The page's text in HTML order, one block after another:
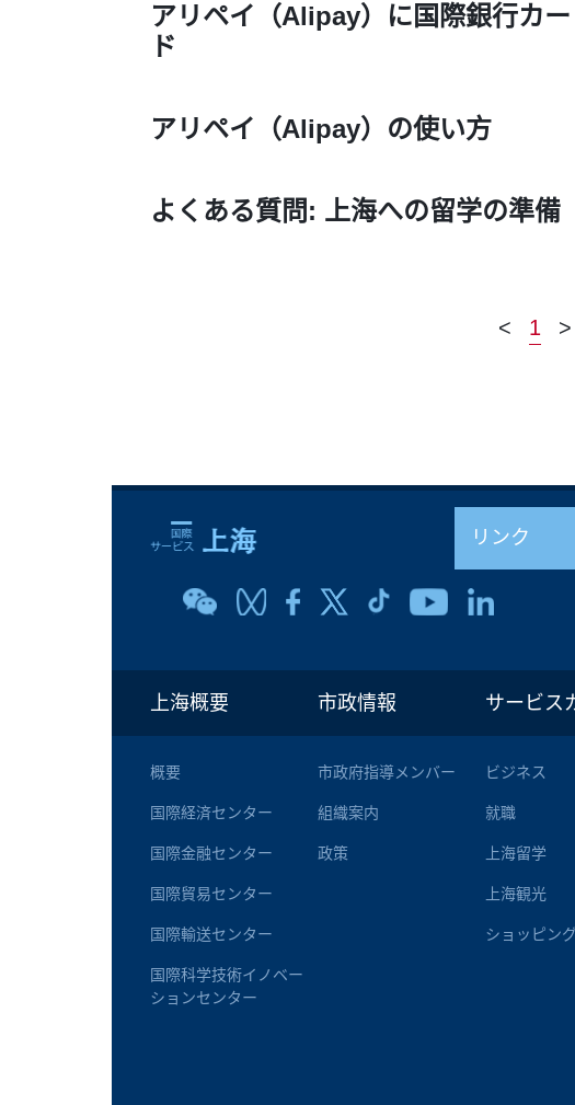
アリペイ（Alipay）に国際銀行カ
ド
アリペイ（Alipay）の使い方
よくある質問: 上海への留学の準備
< 1 >
リンク
上海概要
概要
国際経済センター
国際金融センター
国際貿易センター
国際輸送センター
国際科学技術イノベー
ションセンター
市政情報
市政府指導メンバー
組織案内
政策
サービス
ビジネス
就職
上海留学
上海観光
ショッピング